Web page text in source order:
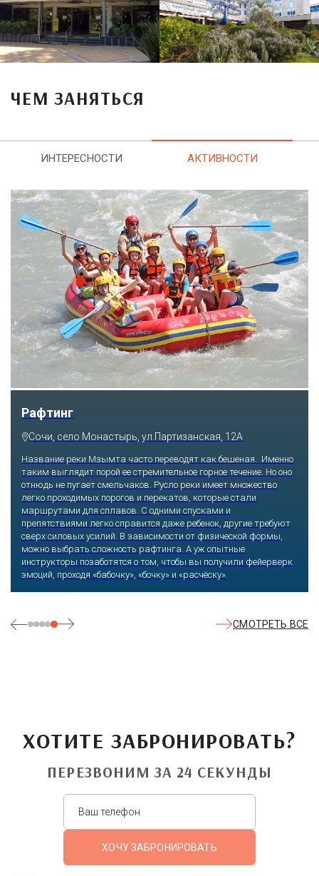
ЧЕМ ЗАНЯТЬСЯ
ИНТЕРЕСНОСТИ АКТИВНОСТИ
Скайпарк
Сочи, с. Казачий брод, ул. Краснофлотская, 54а
Побороться со страхом высоты и набраться массу впечатлений
получится, если отправиться по самому длинному подвесному
пешеходному мосту, который буквально парит в воздухе на
высоте 218 метров над землей. Отсюда открываются виды на
Ахштырское ущелье и заснеженные Кавказские горы. Те, кто
посмелее, прыгают на резинке с 207 или 69 метров, катаются
на скоростном троллее. Остудить экстремальный пыл
помогает уютная атмосфера ресторана.
СМОТРЕТЬ ВСЕ
ХОТИТЕ ЗАБРОНИРОВАТЬ?
ПЕРЕЗВОНИМ ЗА 24 СЕКУНДЫ
ХОЧУ ЗАБРОНИРОВАТЬ